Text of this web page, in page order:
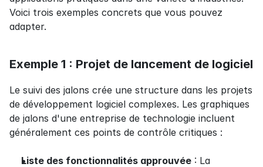
Voici trois exemples concrets que vous pouvez
adapter.
Exemple 1 : Projet de lancement de logiciel
Le suivi des jalons crée une structure dans les projets
de développement logiciel complexes. Les graphiques
de jalons d'une entreprise de technologie incluent
généralement ces points de contrôle critiques :
Liste des fonctionnalités approuvée : La